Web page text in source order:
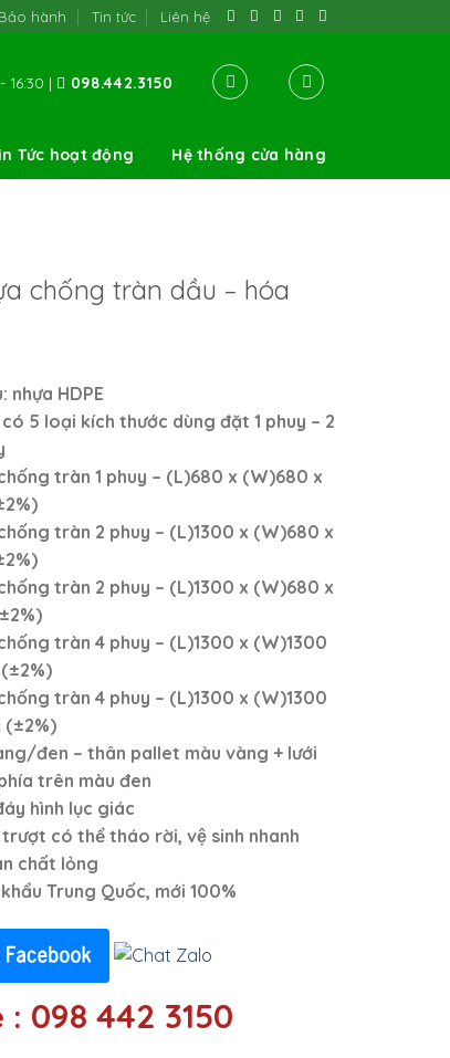
Bảo hành Tin tức Liên hệ
16:30 | 098.442.3150
Tức hoạt động Hệ thống cửa hàng
chống tràn dầu – hóa
nhựa HDPE
5 loại kích thước dùng đặt 1 phuy – 2
tràn 1 phuy – (L)680 x (W)680 x
tràn 2 phuy – (L)1300 x (W)680 x
tràn 2 phuy – (L)1300 x (W)680 x
tràn 4 phuy – (L)1300 x (W)1300
(±2%)
tràn 4 phuy – (L)1300 x (W)1300
(±2%)
đen – thân pallet màu vàng + lưới
trên màu đen
hình lục giác
có thể tháo rời, vệ sinh nhanh
chất lỏng
Trung Quốc, mới 100%
098 442 3150